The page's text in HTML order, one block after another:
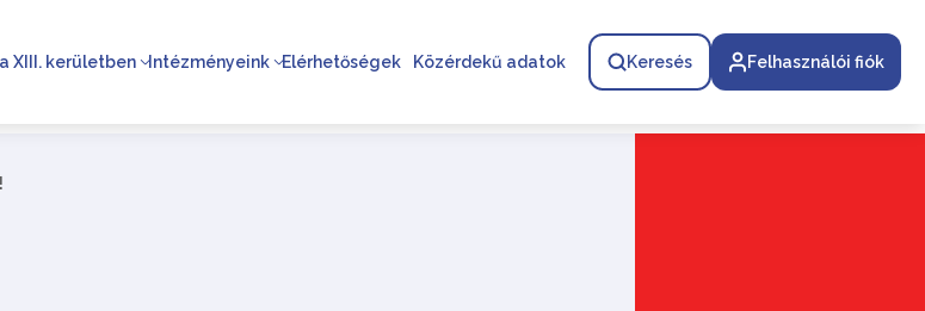
XIII. kerületben Intézményeink Elérhetőségek Közérdekű adatok Keresés Felhasználói fiók